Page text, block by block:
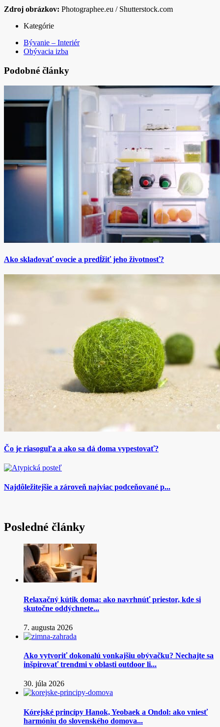
Zdroj obrázkov: Photographee.eu / Shutterstock.com
Kategórie
Bývanie – Interiér
Obývacia izba
Podobné články
Ako skladovať ovocie a predĺžiť jeho životnosť?
Čo je riasoguľa a ako sa dá doma vypestovať?
Najdôležitejšie a zároveň najviac podceňované p...
Posledné články
Relaxačný kútik doma: ako navrhnúť priestor, kde si
skutočne oddýchnete...
7. augusta 2026
Ako vytvoriť dokonalú vonkajšiu obývačku? Nechajte sa
inšpirovať trendmi v oblasti outdoor li...
30. júla 2026
Kórejské princípy Hanok, Yeobaek a Ondol: ako vniesť
harmóniu do slovenského domova...